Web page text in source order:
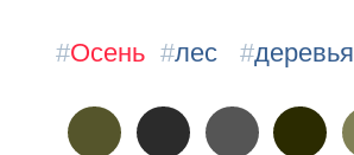
#Осень #лес #деревья